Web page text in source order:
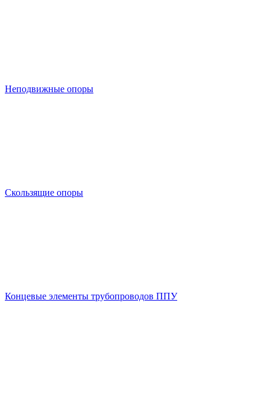
Неподвижные опоры
Скользящие опоры
Концевые элементы трубопроводов ППУ